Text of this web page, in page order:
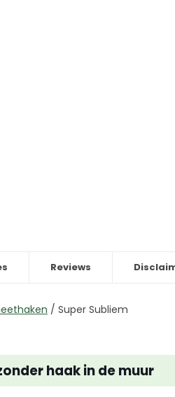
Reviews
/ Super Subliem
haak in de muur